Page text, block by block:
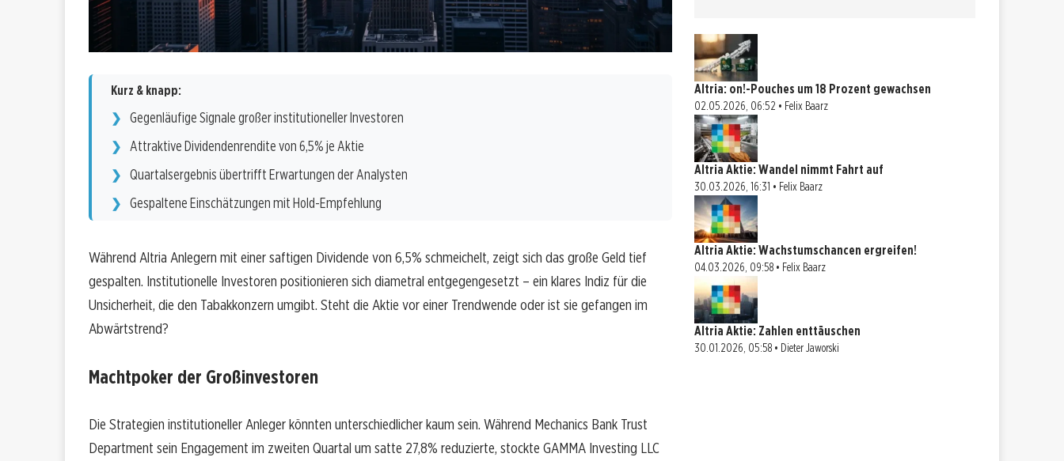
Kurz & knapp:
Gegenläufige Signale großer institutioneller Investoren
Attraktive Dividendenrendite von 6,5% je Aktie
Quartalsergebnis übertrifft Erwartungen der Analysten
Gespaltene Einschätzungen mit Hold-Empfehlung
Während Altria Anlegern mit einer saftigen Dividende von 6,5% schmeichelt, zeigt sich das große Geld tief
gespalten. Institutionelle Investoren positionieren sich diametral entgegengesetzt – ein klares Indiz für die
Unsicherheit, die den Tabakkonzern umgibt. Steht die Aktie vor einer Trendwende oder ist sie gefangen im
Abwärtstrend?
Machtpoker der Großinvestoren
Die Strategien institutioneller Anleger könnten unterschiedlicher kaum sein. Während Mechanics Bank Trust
Department sein Engagement im zweiten Quartal um satte 27,8% reduzierte, stockte GAMMA Investing LLC
Altria: on!-Pouches um 18 Prozent gewachsen
02.05.2026, 06:52 • Felix Baarz
Altria Aktie: Wandel nimmt Fahrt auf
30.03.2026, 16:31 • Felix Baarz
Altria Aktie: Wachstumschancen ergreifen!
04.03.2026, 09:58 • Felix Baarz
Altria Aktie: Zahlen enttäuschen
30.01.2026, 05:58 • Dieter Jaworski